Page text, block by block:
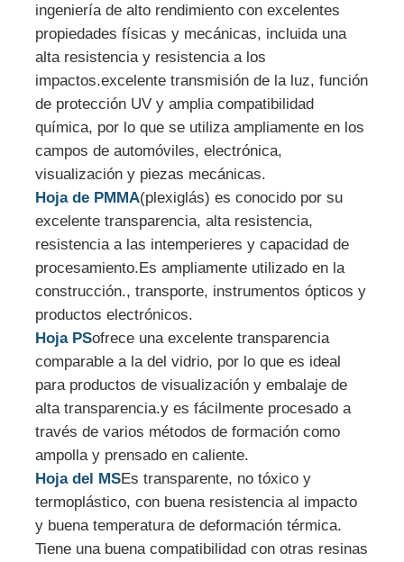
línea de extrusión de cartón de plástico
línea de extrusión de chapa de termoformación
Línea de producción de hojas de PP
Línea de la protuberancia de las bandas de borde del
Máquina de calendario en rollo
ingeniería de alto rendimiento con excelentes
propiedades físicas y mecánicas, incluida una
alta resistencia y resistencia a los
impactos.excelente transmisión de la luz, función
de protección UV y amplia compatibilidad
química, por lo que se utiliza ampliamente en los
campos de automóviles, electrónica,
visualización y piezas mecánicas.
Hoja de PMMA(plexiglás) es conocido por su
excelente transparencia, alta resistencia,
resistencia a las intemperie­res y capacidad de
procesamiento.Es ampliamente utilizado en la
construcción., transporte, instrumentos ópticos y
productos electrónicos.
Hoja PSofrece una excelente transparencia
comparable a la del vidrio, por lo que es ideal
para productos de visualización y embalaje de
alta transparencia.y es fácilmente procesado a
través de varios métodos de formación como
ampolla y prensado en caliente.
Hoja del MSEs transparente, no tóxico y
termoplástico, con buena resistencia al impacto
y buena temperatura de deformación térmica.
Tiene una buena compatibilidad con otras resinas